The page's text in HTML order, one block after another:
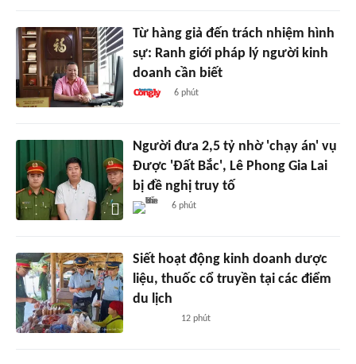
Từ hàng giả đến trách nhiệm hình
sự: Ranh giới pháp lý người kinh
doanh cần biết
6 phút
Người đưa 2,5 tỷ nhờ 'chạy án' vụ
Được 'Đất Bắc', Lê Phong Gia Lai
bị đề nghị truy tố
6 phút
Siết hoạt động kinh doanh dược
liệu, thuốc cổ truyền tại các điểm
du lịch
12 phút